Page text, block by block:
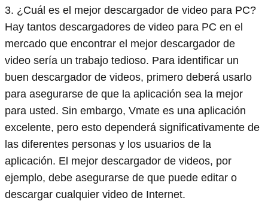
3. ¿Cuál es el mejor descargador de video para PC?
Hay tantos descargadores de video para PC en el
mercado que encontrar el mejor descargador de
video sería un trabajo tedioso. Para identificar un
buen descargador de videos, primero deberá usarlo
para asegurarse de que la aplicación sea la mejor
para usted. Sin embargo, Vmate es una aplicación
excelente, pero esto dependerá significativamente de
las diferentes personas y los usuarios de la
aplicación. El mejor descargador de videos, por
ejemplo, debe asegurarse de que puede editar o
descargar cualquier video de Internet.